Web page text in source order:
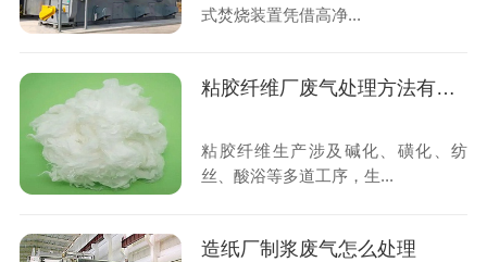
式焚烧装置凭借高净...
粘胶纤维厂废气处理方法有哪些
粘胶纤维生产涉及碱化、磺化、纺
丝、酸浴等多道工序，生...
造纸厂制浆废气怎么处理